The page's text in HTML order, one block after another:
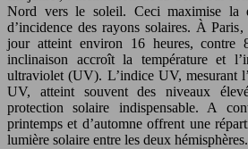
Nord vers le soleil. Ceci maximise la
d’incidence des rayons solaires. À
jour atteint environ 16 heures, contre
inclinaison accroît la température et
ultraviolet (UV). L’indice UV, mesurant
UV, atteint souvent des niveaux
protection solaire indispensable. A
printemps et d’automne offrent une
lumière solaire entre les deux hémisphères.